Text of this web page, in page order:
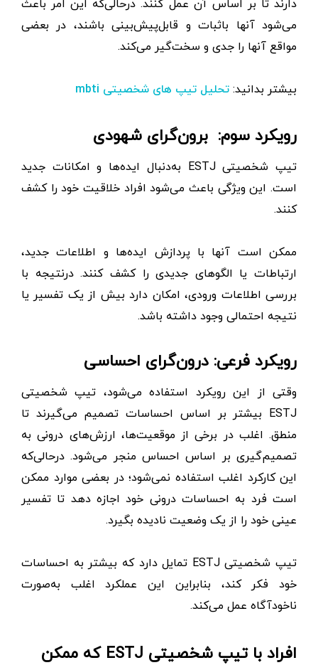
می‌شود آنها باثبات و قابل‌پیش‌بینی باشند، در بعضی
مواقع آنها را جدی و سخت‌گیر می‌کند.
بیشتر بدانید: تحلیل تیپ های شخصیتی mbti
رویکرد سوم: برون‌گرای شهودی
تیپ شخصیتی ESTJ به‌دنبال ایده‌ها و امکانات جدید
است. این ویژگی باعث می‌شود افراد خلاقیت خود را کشف
کنند.
ممکن است آنها با پردازش ایده‌ها و اطلاعات جدید،
ارتباطات یا الگوهای جدیدی را کشف کنند. درنتیجه با
بررسی اطلاعات ورودی، امکان دارد بیش از یک تفسیر یا
نتیجه احتمالی وجود داشته باشد.
رویکرد فرعی: درون‌گرای احساسی
وقتی از این رویکرد استفاده می‌شود، تیپ شخصیتی
ESTJ بیشتر بر اساس احساسات تصمیم می‌گیرند تا
منطق. اغلب در برخی از موقعیت‌ها، ارزش‌های درونی به
تصمیم‌گیری بر اساس احساس منجر می‌شود. درحالی‌که
این کارکرد اغلب استفاده نمی‌شود؛ در بعضی موارد ممکن
است فرد به احساسات درونی خود اجازه دهد تا تفسیر
عینی خود را از یک وضعیت نادیده بگیرد.
تیپ شخصیتی ESTJ تمایل دارد که بیشتر به احساسات
خود فکر کند، بنابراین این عملکرد اغلب به‌صورت
ناخودآگاه عمل می‌کند.
افراد با تیپ شخصیتی ESTJ که ممکن